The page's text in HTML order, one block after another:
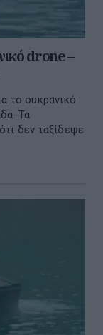
drone –
το ουκρανικό
Τα
δεν ταξίδεψε